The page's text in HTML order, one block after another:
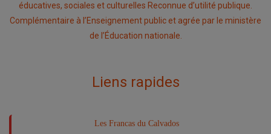
éducatives, sociales et culturelles Reconnue d’utilité publique.
Complémentaire à l’Enseignement public et agrée par le ministère
de l’Éducation nationale.
Liens rapides
Les Francas du Calvados